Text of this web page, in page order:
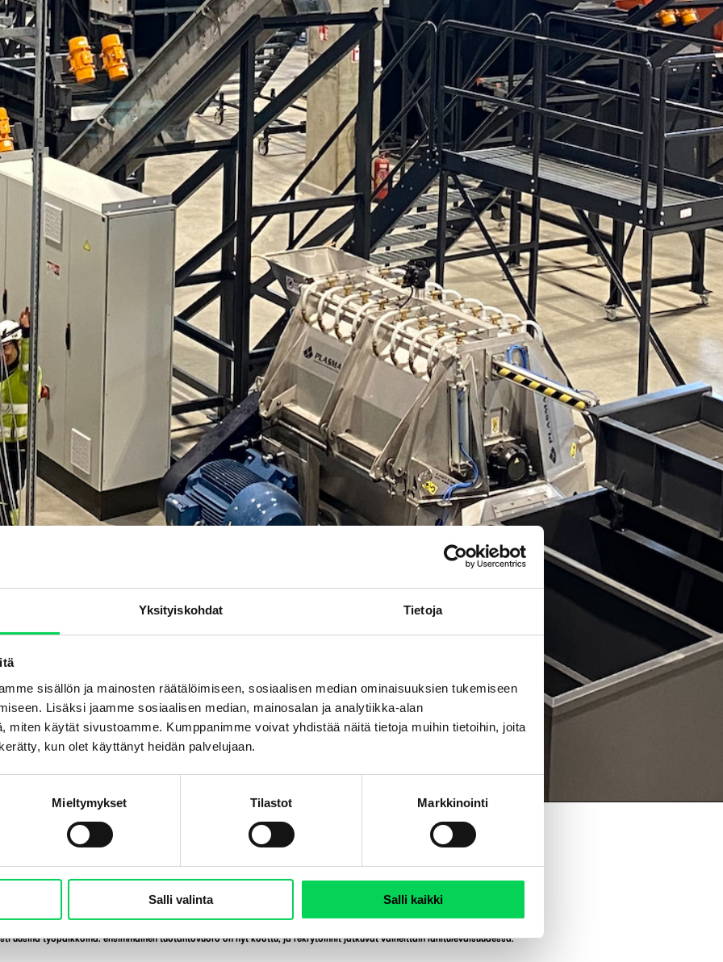
Yksityiskohdat Tietoja
sisällön ja mainosten räätälöimiseen, sosiaalisen median ominaisuuksien tukemiseen
Lisäksi jaamme sosiaalisen median, mainosalan ja analytiikka-alan
miten käytät sivustoamme. Kumppanimme voivat yhdistää näitä tietoja muihin tietoihin, joita
kun olet käyttänyt heidän palvelujaan.
Mieltymykset Tilastot Markkinointi
Salli valinta Salli kaikki
uusina työpaikkoina: ensimmäinen tuotantovuoro on nyt koottu, ja rekrytoinnit jatkuvat vaiheittain lähitulevaisuudessa.